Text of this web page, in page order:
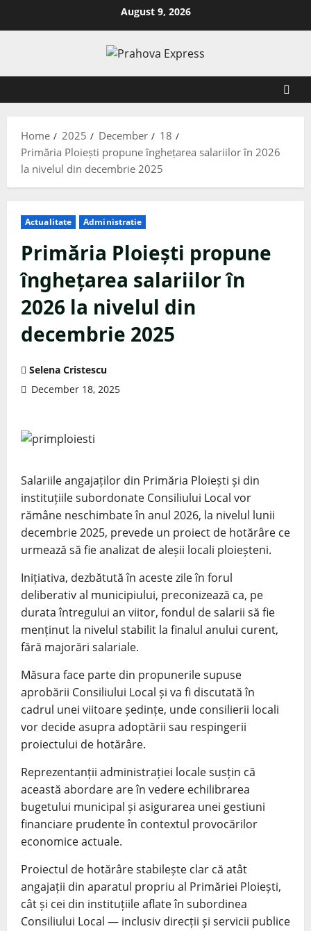
August 9, 2026
Home 2025 December
18
Primăria Ploiești propune înghețarea salariilor în 2026
la nivelul din decembrie 2025
Actualitate Administratie
Primăria Ploiești propune
înghețarea salariilor în
2026 la nivelul din
decembrie 2025
Selena Cristescu
December 18, 2025
Salariile angajaților din Primăria Ploiești și din
instituțiile subordonate Consiliului Local vor
rămâne neschimbate în anul 2026, la nivelul lunii
decembrie 2025, prevede un proiect de hotărâre ce
urmează să fie analizat de aleșii locali ploieșteni.
Inițiativa, dezbătută în aceste zile în forul
deliberativ al municipiului, preconizează ca, pe
durata întregului an viitor, fondul de salarii să fie
menținut la nivelul stabilit la finalul anului curent,
fără majorări salariale.
Măsura face parte din propunerile supuse
aprobării Consiliului Local și va fi discutată în
cadrul unei viitoare ședințe, unde consilierii locali
vor decide asupra adoptării sau respingerii
proiectului de hotărâre.
Reprezentanții administrației locale susțin că
această abordare are în vedere echilibrarea
bugetului municipal și asigurarea unei gestiuni
financiare prudente în contextul provocărilor
economice actuale.
Proiectul de hotărâre stabilește clar că atât
angajații din aparatul propriu al Primăriei Ploiești,
cât și cei din instituțiile aflate în subordinea
Consiliului Local — inclusiv direcții și servicii publice